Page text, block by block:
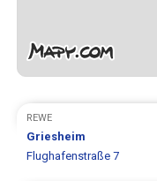
REWE
Griesheim
Flughafenstraße 7